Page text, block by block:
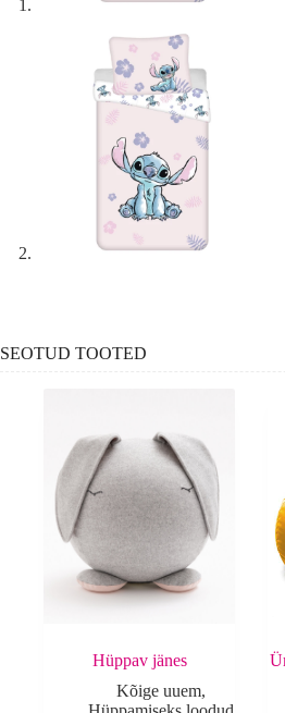
SEOTUD TOOTED
Hüppav jänes
Kõige uuem,